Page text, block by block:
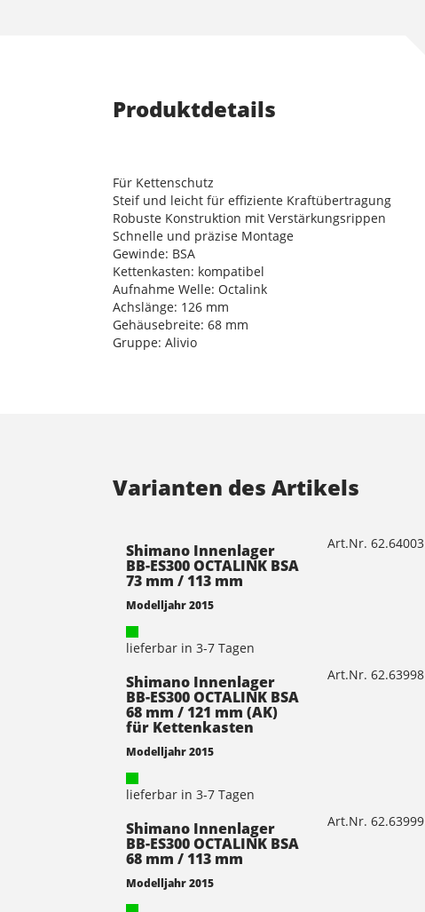
Produktdetails
Für Kettenschutz
Steif und leicht für effiziente Kraftübertragung
Robuste Konstruktion mit Verstärkungsrippen
Schnelle und präzise Montage
Gewinde: BSA
Kettenkasten: kompatibel
Aufnahme Welle: Octalink
Achslänge: 126 mm
Gehäusebreite: 68 mm
Gruppe: Alivio
Varianten des Artikels
Shimano Innenlager
BB-ES300 OCTALINK BSA
73 mm / 113 mm
Modelljahr 2015
lieferbar in 3-7 Tagen
Art.Nr. 62.64003
Shimano Innenlager
BB-ES300 OCTALINK BSA
68 mm / 121 mm (AK)
für Kettenkasten
Modelljahr 2015
lieferbar in 3-7 Tagen
Art.Nr. 62.63998
Shimano Innenlager
BB-ES300 OCTALINK BSA
68 mm / 113 mm
Modelljahr 2015
Art.Nr. 62.63999